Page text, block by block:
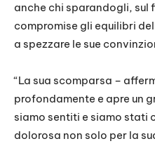
anche chi sparandogli, sul
compromise gli equilibri
a spezzare le sue
“La sua scomparsa –
profondamente e apre un
siamo sentiti e siamo stati
dolorosa non solo per la